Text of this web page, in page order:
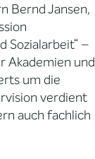
Bernd Jansen,
Sozialarbeit“ –
Akademien und
um die
verdient
auch fachlich